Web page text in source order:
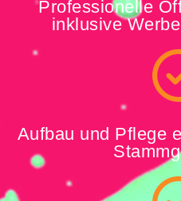
Professionelle
inklusive
Aufbau und Pflege